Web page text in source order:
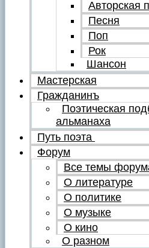
Авторская
Песня
Поп
Рок
Шансон
Мастерская
Гражданинъ
Поэтическая
альманаха
Путь поэта
Форум
Все темы
О литературе
О политике
О музыке
О кино
О разном